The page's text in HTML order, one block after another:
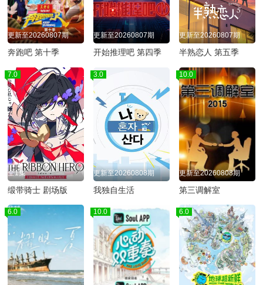
更新至20260807期
奔跑吧 第十季
更新至20260807期
开始推理吧 第四季
更新至20260807期
半熟恋人 第五季
7.0
全1集
缎带骑士 剧场版
3.0
更新至20260808期
我独自生活
10.0
更新至20260808期
第三调解室
6.0 10.0 6.0